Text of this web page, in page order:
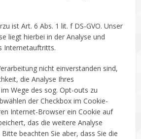
ist Art. 6 Abs. 1 lit. f DS-GVO. Unser
liegt hierbei in der Analyse und
Internetauftritts.
nicht einverstanden sind,
die Analyse Ihres
Wege des sog. Opt-outs zu
der Checkbox im Cookie-
Internet-Browser ein Cookie auf
das die weitere Analyse
beachten Sie aber, dass Sie die